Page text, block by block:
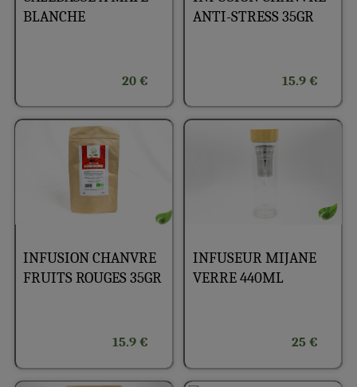
BLANCHE
20 €
ANTI-STRESS 35GR
15.9 €
INFUSION CHANVRE
FRUITS ROUGES 35GR
15.9 €
INFUSEUR MIJANE
VERRE 440ML
25 €